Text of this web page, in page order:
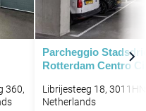
P
360,
Parcheggio
Rotterdam Centro
Librijesteeg 18,
Netherlands